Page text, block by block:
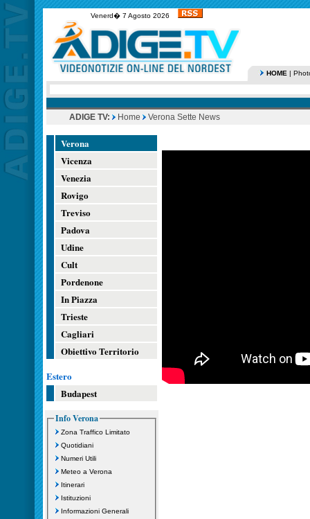
Venerd� 7 Agosto 2026
HOME |
ADIGE TV: Home Verona Sette News
Verona
Vicenza
Venezia
Rovigo
Treviso
Padova
Udine
Cult
Pordenone
In Piazza
Trieste
Cagliari
Obiettivo Territorio
Estero
Budapest
Info Verona
Zona Traffico Limitato
Quotidiani
Numeri Utili
Meteo a Verona
Itinerari
Istituzioni
Informazioni Generali